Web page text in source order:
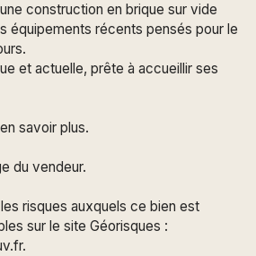
construction en brique sur vide
équipements récents pensés pour le
et actuelle, prête à accueillir ses
savoir plus.
du vendeur.
risques auxquels ce bien est
sur le site Géorisques :